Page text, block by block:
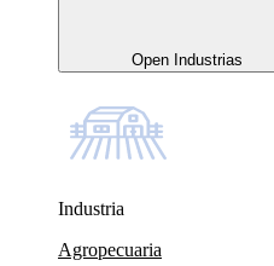
Open Industrias
Industria
Agropecuaria